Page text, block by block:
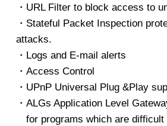
・URL Filter to block access to
・Stateful Packet Inspection
attacks.
・Logs and E-mail alerts
・Access Control
・UPnP Universal Plug &Play
・ALGs Application Level
for programs which are difficult